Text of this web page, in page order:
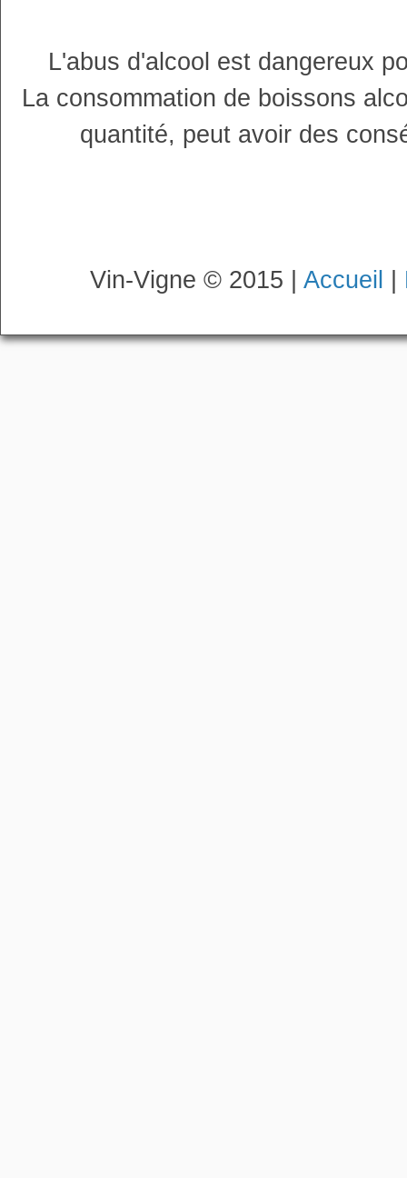
L'abus d'alcool est dangereux
La consommation de boissons
quantité, peut avoir des
Vin-Vigne © 2015 | Accueil